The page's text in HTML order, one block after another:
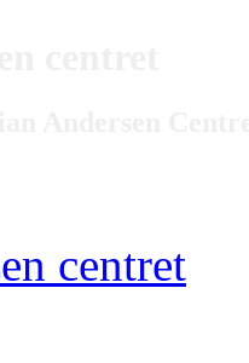
centret